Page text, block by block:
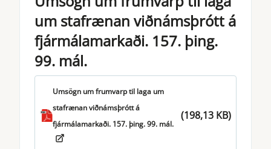
um stafrænan viðnámsþrótt á
fjármálamarkaði. 157. þing.
99. mál.
Umsögn um frumvarp til laga um
stafrænan viðnámsþrótt á
fjármálamarkaði. 157. þing. 99. mál.
(198,13 KB)